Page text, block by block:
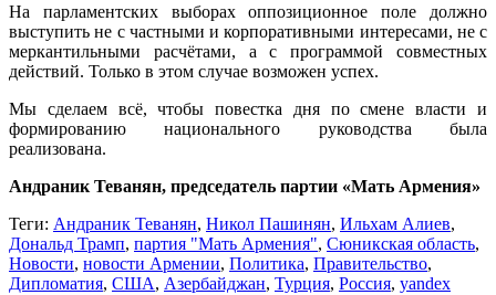
На парламентских выборах оппозиционное поле должно
выступить не с частными и корпоративными интересами, не с
меркантильными расчётами, а с программой совместных
действий. Только в этом случае возможен успех.
Мы сделаем всё, чтобы повестка дня по смене власти и
формированию национального руководства была
реализована.
Андраник Теванян, председатель партии «Мать Армения»
Теги: Андраник Теванян, Никол Пашинян, Ильхам Алиев,
Дональд Трамп, партия "Мать Армения", Сюникская область,
Новости, новости Армении, Политика, Правительство,
Дипломатия, США, Азербайджан, Турция, Россия, yandex